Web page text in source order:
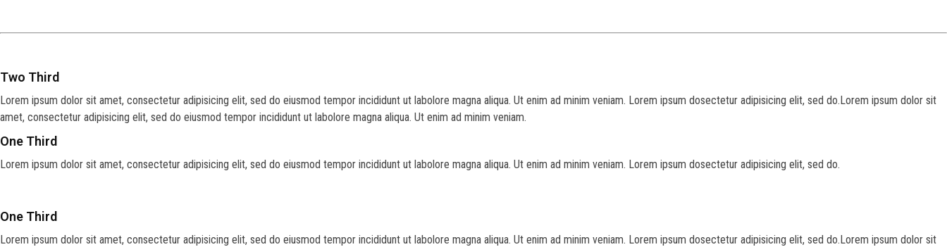
Two Third
Lorem ipsum dolor sit amet, consectetur adipisicing elit, sed do eiusmod tempor incididunt ut labolore magna aliqua. Ut enim ad minim veniam. Lorem ipsum dosectetur adipisicing elit, sed do.Lorem ipsum dolor sit
amet, consectetur adipisicing elit, sed do eiusmod tempor incididunt ut labolore magna aliqua. Ut enim ad minim veniam.
One Third
Lorem ipsum dolor sit amet, consectetur adipisicing elit, sed do eiusmod tempor incididunt ut labolore magna aliqua. Ut enim ad minim veniam. Lorem ipsum dosectetur adipisicing elit, sed do.
One Third
Lorem ipsum dolor sit amet, consectetur adipisicing elit, sed do eiusmod tempor incididunt ut labolore magna aliqua. Ut enim ad minim veniam. Lorem ipsum dosectetur adipisicing elit, sed do.Lorem ipsum dolor sit